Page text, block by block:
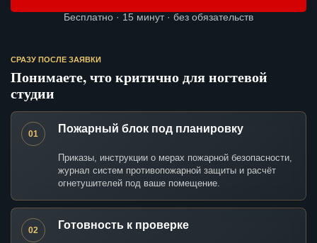
Бесплатно · 15 минут · без обязательств
СРАЗУ ПОСЛЕ ЗАЯВКИ
Понимаете, что критично для ногтевой
студии
01 Пожарный блок под планировку
Приказы, инструкции о мерах пожарной безопасности,
журнал систем противопожарной защиты и расчёт
огнетушителей под ваше помещение.
02 Готовность к проверке